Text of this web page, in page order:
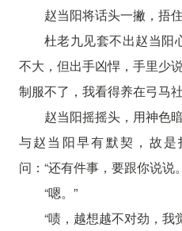
赵当阳将话头一撇，捂
杜老九见套不出赵当阳
不大，但出手凶悍，手里少
制服不了，我看得养在弓马
赵当阳摇摇头，用神色
与赵当阳早有默契，故
问：“还有件事，要跟你说说
“嗯。”
“啧，越想越不对劲，